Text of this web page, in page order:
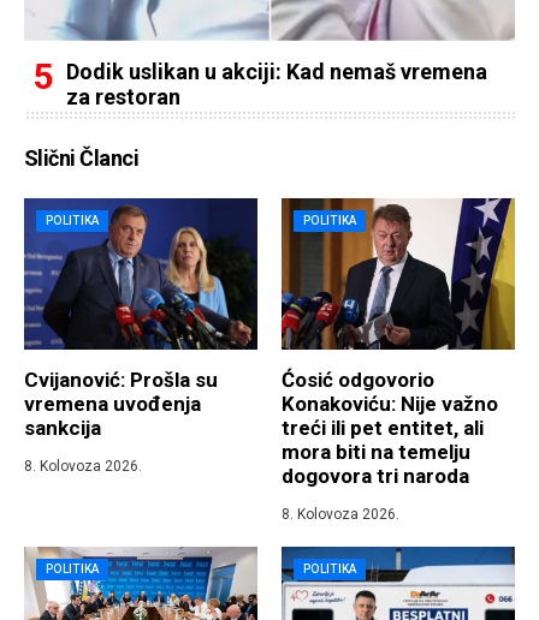
Dodik uslikan u akciji: Kad nemaš vremena
za restoran
Slični Članci
POLITIKA
Cvijanović: Prošla su
vremena uvođenja
sankcija
8. Kolovoza 2026.
POLITIKA
Ćosić odgovorio
Konakoviću: Nije važno
treći ili pet entitet, ali
mora biti na temelju
dogovora tri naroda
8. Kolovoza 2026.
POLITIKA POLITIKA